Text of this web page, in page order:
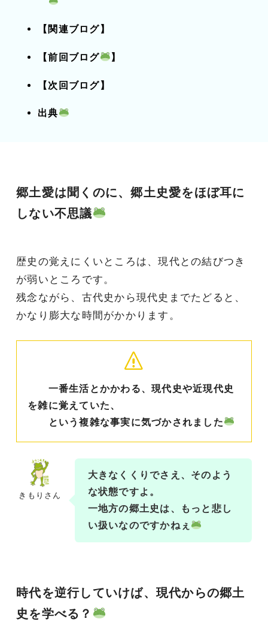
【関連ブログ】
【前回ブログ 】
【次回ブログ】
出典
郷土愛は聞くのに、郷土史愛をほぼ耳に
しない不思議
歴史の覚えにくいところは、現代との結びつき
が弱いところです。
残念ながら、古代史から現代史までたどると、
かなり膨大な時間がかかります。
一番生活とかかわる、現代史や近現代史
を雑に覚えていた、
という複雑な事実に気づかされました
きもりさん
大きなくくりでさえ、そのよう
な状態ですよ。
一地方の郷土史は、もっと悲し
い扱いなのですかねぇ
時代を逆行していけば、現代からの郷土
史を学べる？